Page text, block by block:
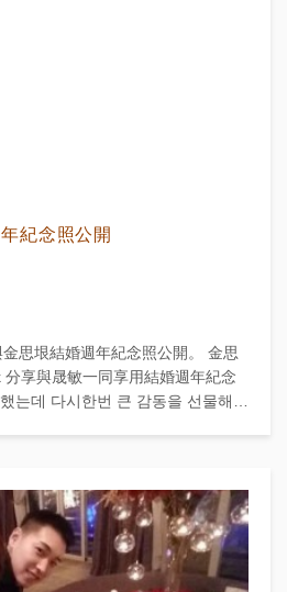
紀念照公開
思垠結婚週年紀念照公開。 金思
享與晟敏一同享用結婚週年紀念
는데 다시한번 큰 감동을 선물해주